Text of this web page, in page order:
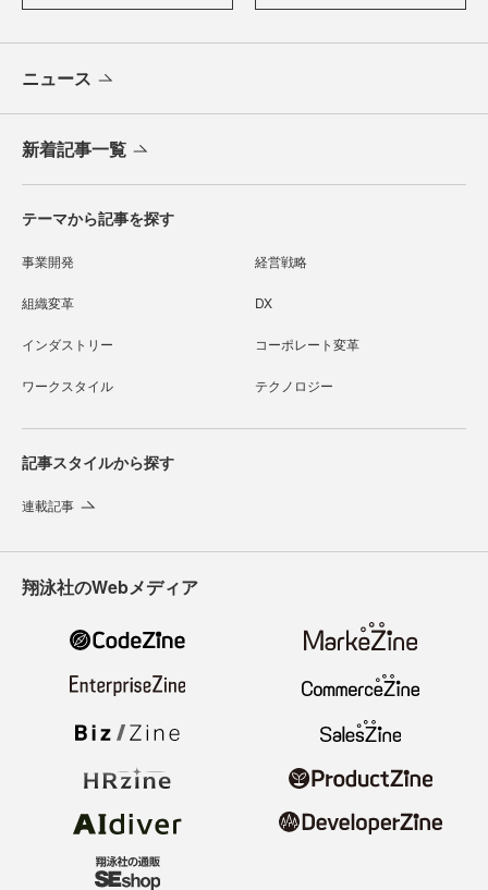
ニュース
新着記事一覧
テーマから記事を探す
事業開発 経営戦略
組織変革 DX
インダストリー コーポレート変革
ワークスタイル テクノロジー
記事スタイルから探す
連載記事
翔泳社のWebメディア